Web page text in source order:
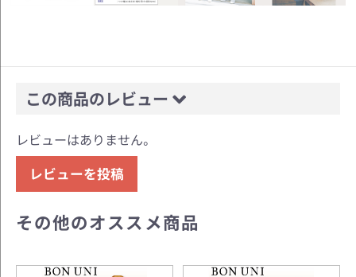
この商品のレビュー
レビューはありません。
レビューを投稿
その他のオススメ商品